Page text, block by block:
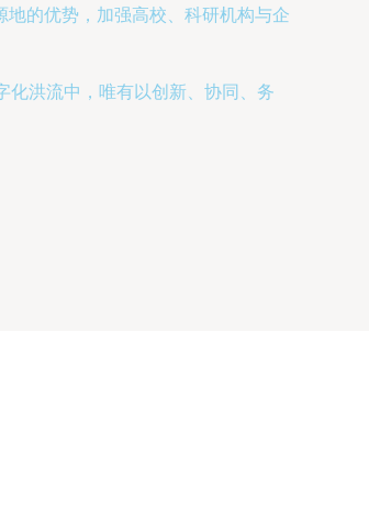
的优势，加强高校、科研机构与企
化洪流中，唯有以创新、协同、务